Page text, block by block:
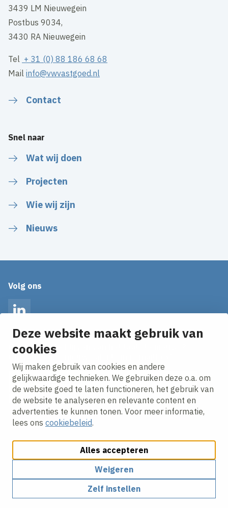
Deze website maakt gebruik van
cookies
Wij maken gebruik van cookies en andere
gelijkwaardige technieken. We gebruiken deze o.a. om
de website goed te laten functioneren, het gebruik van
de website te analyseren en relevante content en
advertenties te kunnen tonen. Voor meer informatie,
lees ons cookiebeleid.
Alles accepteren
Weigeren
Zelf instellen
3439 LM Nieuwegein
Postbus 9034,
3430 RA Nieuwegein
Tel + 31 (0) 88 186 68 68
Mailinfo@vwvastgoed.nl
Contact
Snel naar
Wat wij doen
Projecten
Wie wij zijn
Nieuws
Volg ons
Op de hoogte blijven van het laatste nieuws?
E-mailadres
Ik ga akkoord met hetprivacy statement.
Cookies aanpassenCookie beleidPrivacy policy
Responsible disclosureAlgemene inkoopvoorwaarden